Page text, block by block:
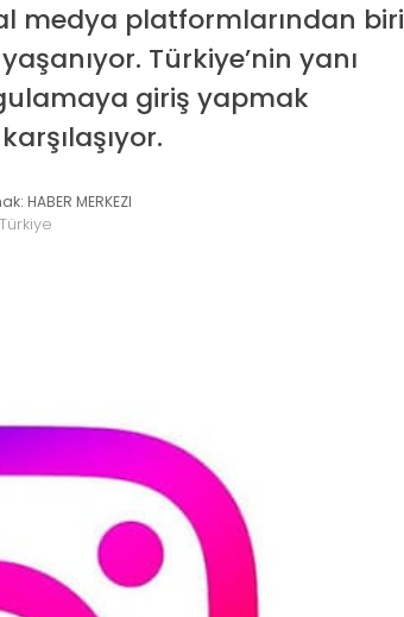
medya platformlarından biri
Türkiye’nin yanı
giriş yapmak
HABER MERKEZI
Türkiye